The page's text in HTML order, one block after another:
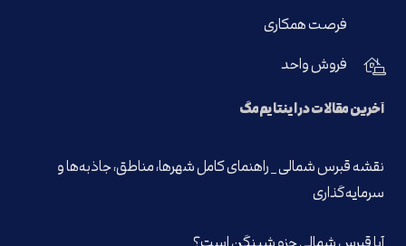
فرصت همکاری
فروش واحد
آخرین مقالات در اینتایم‌مگ
نقشه قبرس شمالی _ راهنمای کامل شهرها، مناطق، جاذبه‌ها و
سرمایه‌گذاری